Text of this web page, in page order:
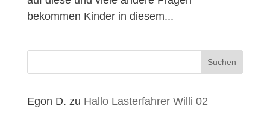
bekommen Kinder in diesem...
Suchen
Egon D. zu Hallo Lasterfahrer Willi 02